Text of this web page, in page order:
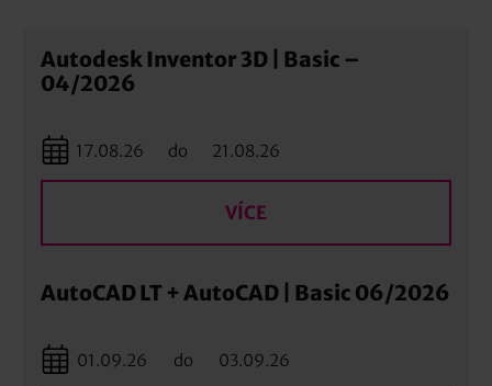
Autodesk Inventor 3D | Basic –
04/2026
17.08.26 do 21.08.26
VÍCE
AutoCAD LT + AutoCAD | Basic 06/2026
01.09.26 do 03.09.26